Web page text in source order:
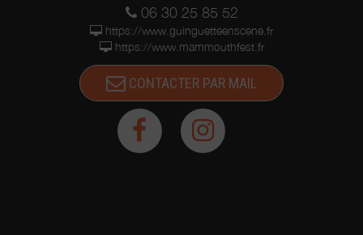
06 30 25 85 52
https://www.guinguetteenscene.fr
https://www.mammouthfest.fr
CONTACTER PAR MAIL